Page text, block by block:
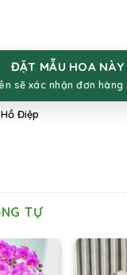
ĐẶT MẪU HOA NÀY
sẽ xác nhận đơn
Điệp
TỰ